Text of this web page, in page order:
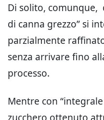
Di solito, comunque,
di canna grezzo” si
parzialmente
senza arrivare fino
processo.
Mentre con
zucchero ottenuto